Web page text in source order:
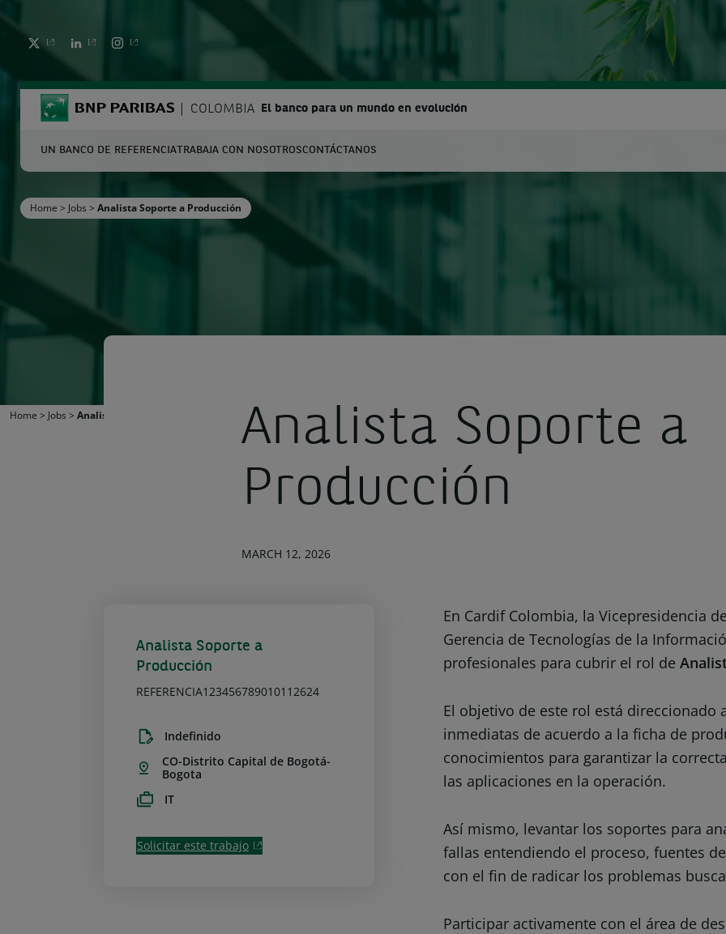
TWITTER LINKEDIN INSTAGRAM
BNP Paribas COLOMBIA El banco para un mundo en evolución
Introduce los términos de búsqueda
UN BANCO DE REFERENCIATRABAJA CON NOSOTROSCONTÁCTANOS
Home > Jobs > Analista Soporte a Producción
Home > Jobs > Analista Soporte a Producción
Analista Soporte a
Producción
MARCH 12, 2026
Analista Soporte a
Producción
REFERENCIA123456789010112624
Indefinido
CO-Distrito Capital de Bogotá-
Bogota
IT
Solicitar este trabajo
En Cardif Colombia, la Vicepresidencia
Gerencia de Tecnologías de la
profesionales para cubrir el rol de
El objetivo de este rol está direccionado
inmediatas de acuerdo a la ficha de
conocimientos para garantizar la
las aplicaciones en la operación.
Así mismo, levantar los soportes para
fallas entendiendo el proceso, fuentes
con el fin de radicar los problemas
Participar activamente con el área de